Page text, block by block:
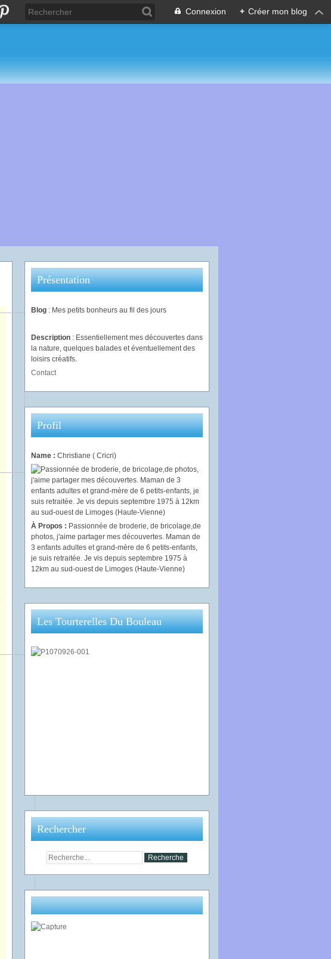
Connexion + Créer mon blog
Présentation
Blog : Mes petits bonheurs au fil des jours
Description : Essentiellement mes découvertes dans
la nature, quelques balades et éventuellement des
loisirs créatifs.
Contact
Profil
Name : Christiane ( Cricri)
À Propos : Passionnée de broderie, de bricolage,de
photos, j'aime partager mes découvertes. Maman de
3 enfants adultes et grand-mère de 6 petits-enfants,
je suis retraitée. Je vis depuis septembre 1975 à
12km au sud-ouest de Limoges (Haute-Vienne)
Les Tourterelles Du Bouleau
Rechercher